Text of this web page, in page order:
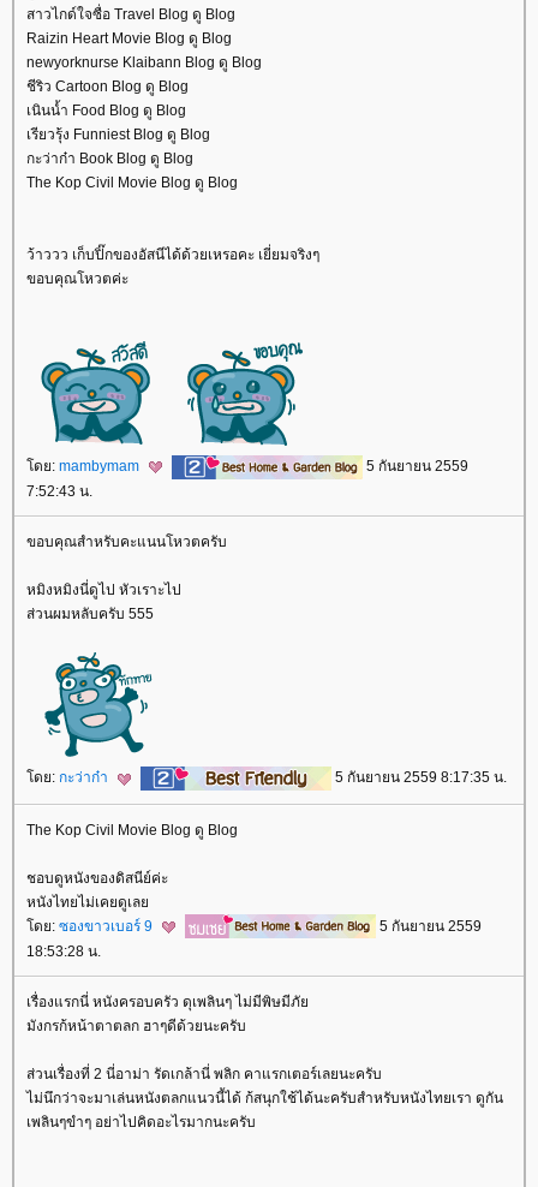
สาวไกด์ใจซื่อ Travel Blog ดู Blog
Raizin Heart Movie Blog ดู Blog
newyorknurse Klaibann Blog ดู Blog
ชีริว Cartoon Blog ดู Blog
เนินน้ำ Food Blog ดู Blog
เรียวรุ้ง Funniest Blog ดู Blog
กะว่าก๋า Book Blog ดู Blog
The Kop Civil Movie Blog ดู Blog
ว้าววว เก็บปิ๊กของอัสนีได้ด้วยเหรอคะ เยี่ยมจริงๆ
ขอบคุณโหวตค่ะ
ดย: mambymam
5 กันยายน 2559
7:52:43 น.
ขอบคุณสำหรับคะแนนโหวตครับ
หมิงหมิงนี่ดูไป หัวเราะไป
ส่วนผมหลับครับ 555
ดย: กะว่าก๋า 5 กันยายน 2559 8:17:35 น.
The Kop Civil Movie Blog ดู Blog
ชอบดูหนังของดิสนีย์ค่ะ
หนังไทยไม่เคยดูเล
ดย: ซองขาวเบอร์ 9
5 กันยายน 2559
18:53:28 น.
เรื่องแรกนี่ หนังครอบครัว ดุเพลินๆ ไม่มีพิษมีภั
มังกรก้หน้าตาตลก ฮาๆดีด้วยนะครับ
ส่วนเรื่องที่ 2 นี่อาม่า รัดเกล้านี่ พลิก คาแรกเตอร์เลยนะครับ
ไม่นึกว่าจะมาเล่นหนังตลกแนวนี้ได้ ก้สนุกใช้ได้นะครับสำหรับหนังไทยเรา ดูกัน
เพลินๆขำๆ อย่าไปคิดอะไรมากนะครับ